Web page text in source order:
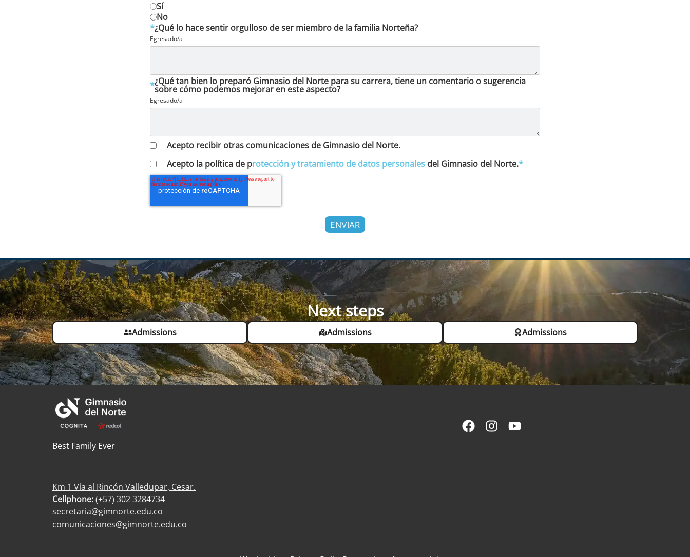
Sí
No
¿Qué lo hace sentir orgulloso de ser miembro de la familia Norteña?
*
Egresado/a
¿Qué tan bien lo preparó Gimnasio del Norte para su carrera, tiene un comentario o sugerencia
sobre cómo podemos mejorar en este aspecto?
*
Egresado/a
Acepto recibir otras comunicaciones de Gimnasio del Norte.
Acepto la política de protección y tratamiento de datos personales del Gimnasio del Norte.*
Next steps
Admissions Admissions Admissions
Best Family Ever
Km 1 Vía al Rincón Valledupar, Cesar.
Cellphone:(+57) 302 3284734
secretaria@gimnorte.edu.co
comunicaciones@gimnorte.edu.co